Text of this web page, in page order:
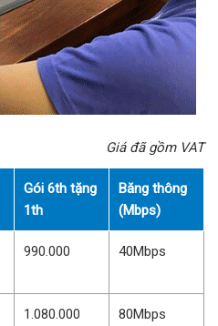
Giá đã gồm VAT
Gói 6th tặng
1th
Băng thông
(Mbps)
990.000 40Mbps
1.080.000 80Mbps